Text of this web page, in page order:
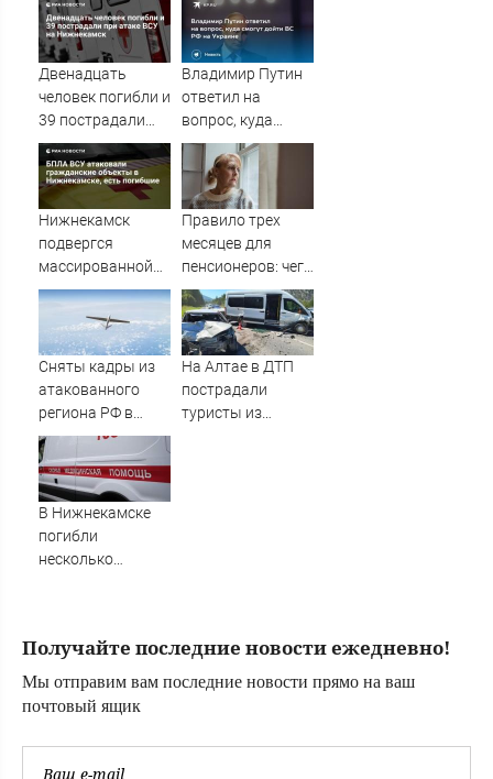
больнице,
беременна: семья
ждет девочку
Двенадцать
человек погибли и
39 пострадали
при атаке ВСУ на
Нижнекамск
Владимир Путин
ответил на
вопрос, куда
смогут дойти ВС
РФ на Украине
Нижнекамск
подвергся
массированной
атаке ВСУ, есть
погибшие
Правило трех
месяцев для
пенсионеров: чего
ждать тем, кому
приходит пенсия
на карту
Сняты кадры из
атакованного
региона РФ в
1200 км от
границы
На Алтае в ДТП
пострадали
туристы из
В Нижнекамске
погибли
несколько
Получайте последние новости ежедневно!
Мы отправим вам последние новости прямо на ваш
почтовый ящик